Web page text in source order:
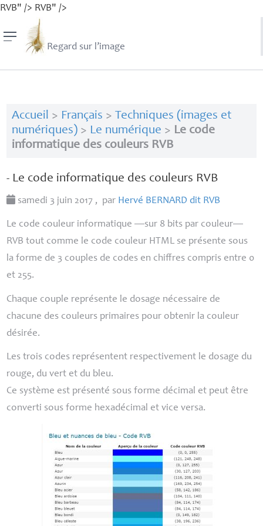
RVB" /> RVB" />
Regard sur l’image
Accueil > Français > Techniques (images et
numériques)> Le numérique > Le code
informatique des couleurs RVB
- Le code informatique des couleurs RVB
samedi 3 juin 2017 , par Hervé BERNARD dit RVB
Le code couleur informatique —sur 8 bits par couleur—
RVB tout comme le code couleur HTML se présente sous
la forme de 3 couples de codes en chiffres compris entre 0
et 255.
Chaque couple représente le dosage nécessaire de
chacune des couleurs primaires pour obtenir la couleur
désirée.
Les trois codes représentent respectivement le dosage du
rouge, du vert et du bleu.
Ce système est présenté sous forme décimal et peut être
converti sous forme hexadécimal et vice versa.